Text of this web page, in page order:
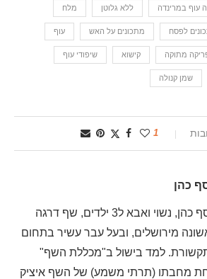
עוף במרינדה ללא גלוטן מלח
לפסח מתכונים על האש עוף
מתוקה קישוא שיפודי עוף
שמן קנולה
1
כהן
אסף כהן, נשוי ואבא ל3 ילדים, שף דרגה
מירושלים, ובעל עבר עשיר בתחום
למד בישול ב"מכללת השף"
מחבתו (תרתי משמע) של השף איציק